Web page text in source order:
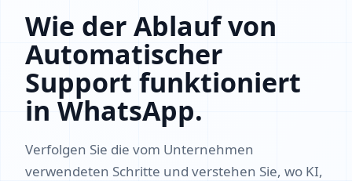
Wie der Ablauf von
Automatischer
Support funktioniert
in WhatsApp.
Verfolgen Sie die vom Unternehmen
verwendeten Schritte und verstehen Sie, wo KI,